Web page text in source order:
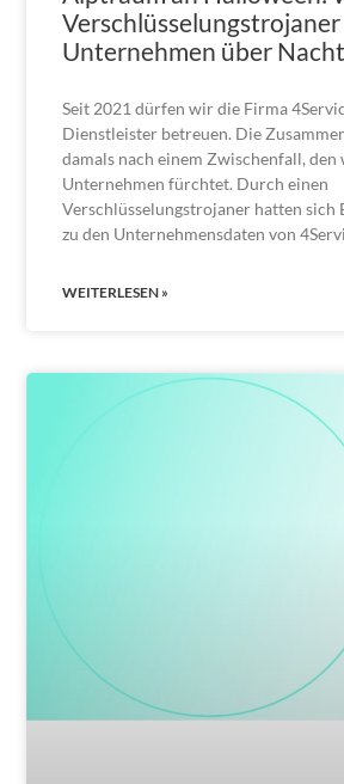
Verschlüsselungstrojaner
Unternehmen über
Seit 2021 dürfen wir die Firma
Dienstleister betreuen. Die
damals nach einem Zwischenfall, den
Unternehmen fürchtet. Durch einen
Verschlüsselungstrojaner hatten sich
zu den Unternehmensdaten von
WEITERLESEN »